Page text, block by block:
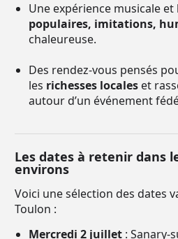
Une expérience musicale
populaires, imitations,
chaleureuse.
Des rendez-vous pensés
les richesses locales et
autour d’un événement
Les dates à retenir dans
environs
Voici une sélection des dates
Toulon :
Mercredi 2 juillet : Sanary-